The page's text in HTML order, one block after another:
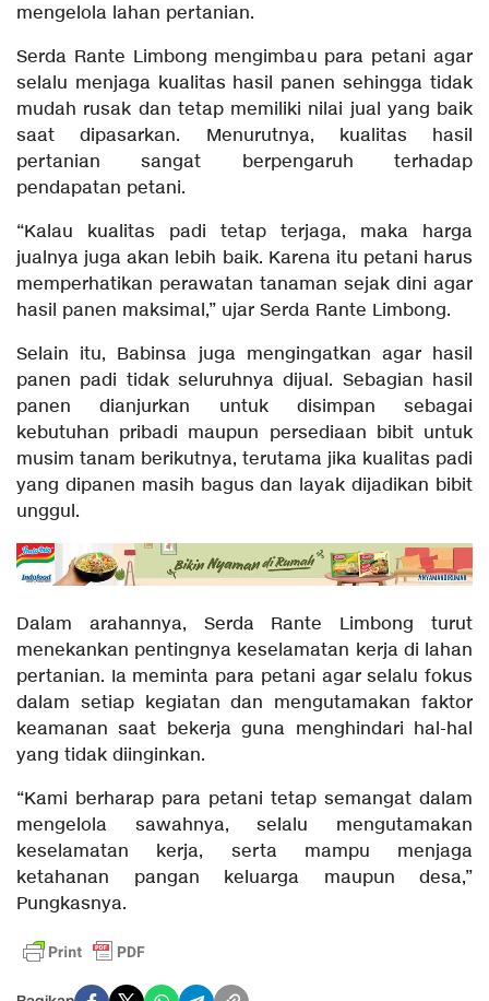
mengelola lahan pertanian.
Serda Rante Limbong mengimbau para petani agar
selalu menjaga kualitas hasil panen sehingga tidak
mudah rusak dan tetap memiliki nilai jual yang baik
saat dipasarkan. Menurutnya, kualitas hasil
pertanian sangat berpengaruh terhadap
pendapatan petani.
“Kalau kualitas padi tetap terjaga, maka harga
jualnya juga akan lebih baik. Karena itu petani harus
memperhatikan perawatan tanaman sejak dini agar
hasil panen maksimal,” ujar Serda Rante Limbong.
Selain itu, Babinsa juga mengingatkan agar hasil
panen padi tidak seluruhnya dijual. Sebagian hasil
panen dianjurkan untuk disimpan sebagai
kebutuhan pribadi maupun persediaan bibit untuk
musim tanam berikutnya, terutama jika kualitas padi
yang dipanen masih bagus dan layak dijadikan bibit
unggul.
Dalam arahannya, Serda Rante Limbong turut
menekankan pentingnya keselamatan kerja di lahan
pertanian. Ia meminta para petani agar selalu fokus
dalam setiap kegiatan dan mengutamakan faktor
keamanan saat bekerja guna menghindari hal-hal
yang tidak diinginkan.
“Kami berharap para petani tetap semangat dalam
mengelola sawahnya, selalu mengutamakan
keselamatan kerja, serta mampu menjaga
ketahanan pangan keluarga maupun desa,”
Pungkasnya.